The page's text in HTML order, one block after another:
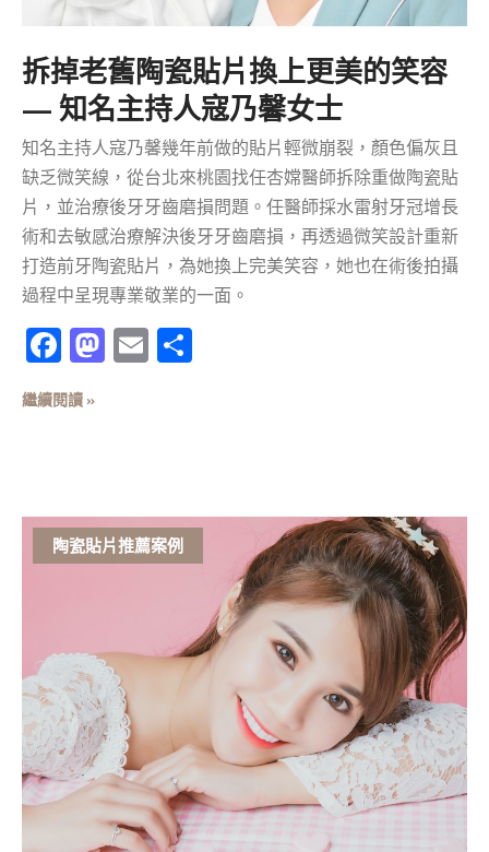
拆掉老舊陶瓷貼片換上更美的笑容
— 知名主持人寇乃馨女士
知名主持人寇乃馨幾年前做的貼片輕微崩裂，顏色偏灰且
缺乏微笑線，從台北來桃園找任杏嫦醫師拆除重做陶瓷貼
片，並治療後牙牙齒磨損問題。任醫師採水雷射牙冠增長
術和去敏感治療解決後牙牙齒磨損，再透過微笑設計重新
打造前牙陶瓷貼片，為她換上完美笑容，她也在術後拍攝
過程中呈現專業敬業的一面。
Facebook
Mastodon
Email
繼續閱讀 »
陶瓷貼片推薦案例